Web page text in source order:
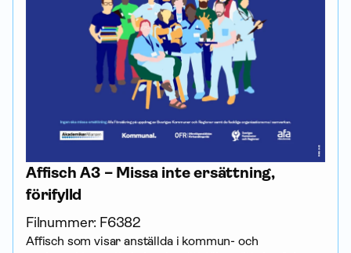
Affisch A3 – Missa inte ersättning,
förifylld
Filnummer: F6382
Affisch som visar anställda i kommun- och